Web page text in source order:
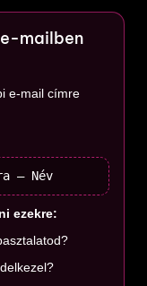
mailben
e-mail címre
– Név
ezekre: